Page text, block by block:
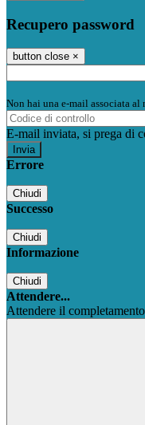
Recupero password
button close ×
Non hai una e-mail associata
E-mail inviata, si prega di
Errore
Chiudi
Successo
Chiudi
Informazione
Chiudi
Attendere...
Attendere il